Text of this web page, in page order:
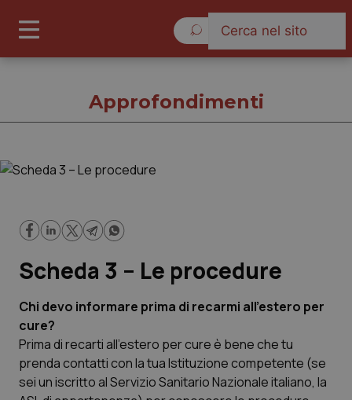
Cronache
Governo e Parlamento
Regioni e Asl
Lavoro e Professioni
Scienza e Farmaci
Approfondimenti
Scheda 3 – Le procedure
Chi devo informare prima di recarmi all'estero per
cure?
Prima di recarti all'estero per cure è bene che tu
prenda contatti con la tua Istituzione competente (se
sei un iscritto al Servizio Sanitario Nazionale italiano, la